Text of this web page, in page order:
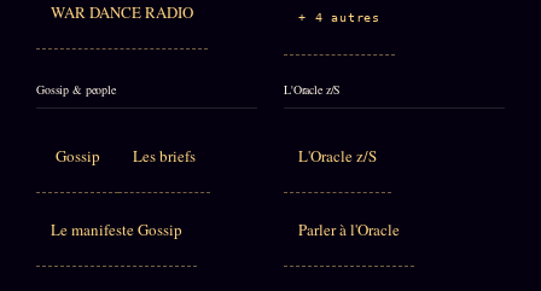
WAR DANCE RADIO + 4 autres
Gossip & people
Gossip Les briefs
Le manifeste Gossip
L'Oracle z/S
L'Oracle z/S
Parler à l'Oracle